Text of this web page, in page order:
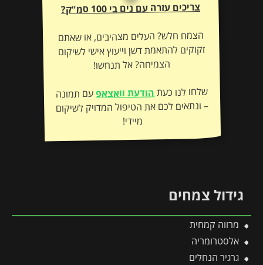
צריכים עזרה עם נים בי 100 סמ"ק?
הצמח חלש? העלים מצהיבים, או שאתם
זקוקים להתאמת דשן וייעוץ אישי לשיקום
הצמיחה? אל תנחשו!
שלחו לנו כעתהודעת וואצאפעם תמונה
– ונתאים לכם את הטיפול המדויק לשיקום
מיידי!
גידול צמחים
מרווה קמחית
אלסטרומריה
גרגיר הנחלים